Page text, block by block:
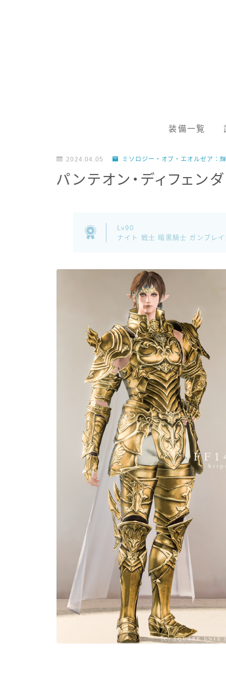
装備一覧
2024.04.05 ミソロジー・オブ・エオルゼア：
パンテオン・ディフェン
Lv90
ナイト 戦士 暗黒騎士 ガンブレイ